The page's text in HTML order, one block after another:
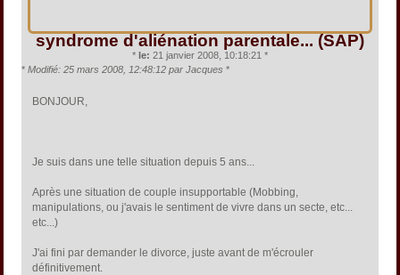
syndrome d'aliénation parentale... (SAP)
* le: 21 janvier 2008, 10:18:21 *
* Modifié: 25 mars 2008, 12:48:12 par Jacques *
BONJOUR,
Je suis dans une telle situation depuis 5 ans...
Après une situation de couple insupportable (Mobbing,
manipulations, ou j'avais le sentiment de vivre dans un secte, etc...
etc...)
J'ai fini par demander le divorce, juste avant de m'écrouler
définitivement.